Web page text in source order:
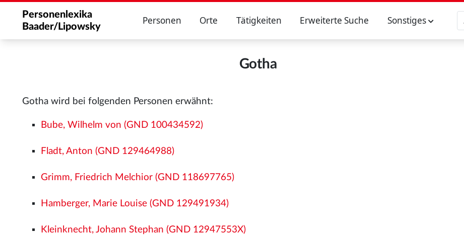
Personenlexika
Baader/Lipowsky
Personen Orte Tätigkeiten Erweiterte Suche Sonstiges
Gotha
Gotha wird bei folgenden Personen erwähnt:
Bube, Wilhelm von (GND 100434592)
Fladt, Anton (GND 129464988)
Grimm, Friedrich Melchior (GND 118697765)
Hamberger, Marie Louise (GND 129491934)
Kleinknecht, Johann Stephan (GND 12947553X)